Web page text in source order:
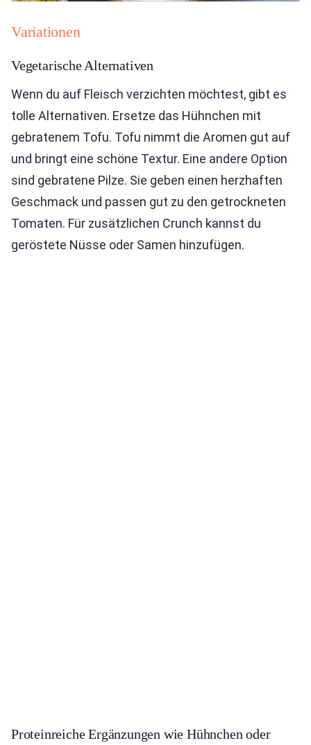
Variationen
Vegetarische Alternativen
Wenn du auf Fleisch verzichten möchtest, gibt es
tolle Alternativen. Ersetze das Hühnchen mit
gebratenem Tofu. Tofu nimmt die Aromen gut auf
und bringt eine schöne Textur. Eine andere Option
sind gebratene Pilze. Sie geben einen herzhaften
Geschmack und passen gut zu den getrockneten
Tomaten. Für zusätzlichen Crunch kannst du
geröstete Nüsse oder Samen hinzufügen.
Proteinreiche Ergänzungen wie Hühnchen oder